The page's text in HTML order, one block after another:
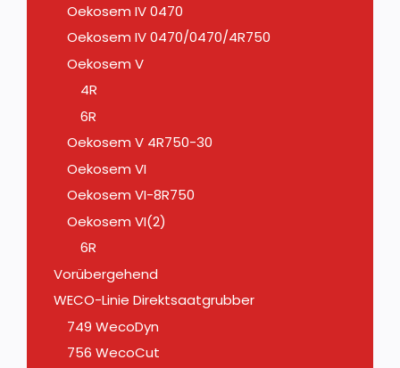
Oekosem IV 0470
Oekosem IV 0470/0470/4R750
Oekosem V
4R
6R
Oekosem V 4R750-30
Oekosem VI
Oekosem VI-8R750
Oekosem VI(2)
6R
Vorübergehend
WECO-Linie Direktsaatgrubber
749 WecoDyn
756 WecoCut